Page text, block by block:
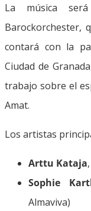
La música
Barockorchester,
contará con la
Ciudad de
trabajo sobre el
Amat.
Los artistas
Arttu Kataja
Sophie
Almaviva)